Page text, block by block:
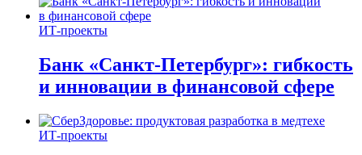
ИТ-проекты
Банк «Санкт-Петербург»: гибкость
и инновации в финансовой сфере
ИТ-проекты